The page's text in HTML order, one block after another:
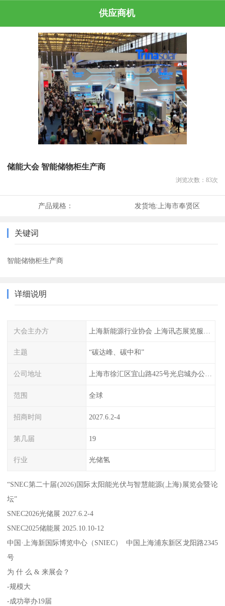
供应商机
储能大会 智能储物柜生产商
浏览次数： 83次
产品规格： 发货地:上海市奉贤区
关键词
智能储物柜生产商
详细说明
大会主办方
主题 “碳达峰、碳中和”
公司地址 上海市徐汇区宜山路425号光启城办公楼905-907室
范围 全球
招商时间 2027.6.2-4
第几届 19
行业 光储氢
“SNEC第二十届(2026)国际太阳能光伏与智慧能源(上海)展览会暨论
坛”
SNEC2026光储展 2027.6.2-4
SNEC2025储能展 2025.10.10-12
中国·上海新国际博览中心（SNIEC） 中国上海浦东新区龙阳路2345
号
为 什 么 & 来展会？
-规模大
-成功举办19届